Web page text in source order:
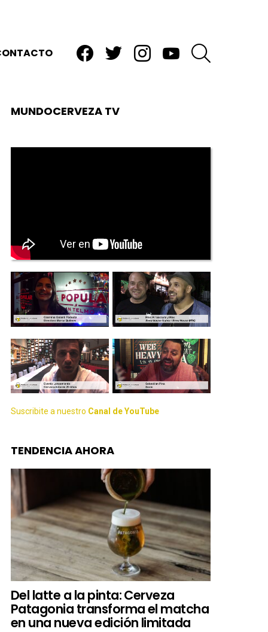
MUNDOCERVEZA TV
Suscribite a nuestro Canal de YouTube
TENDENCIA AHORA
Del latte a la pinta: Cerveza
Patagonia transforma el matcha
en una nueva edición limitada